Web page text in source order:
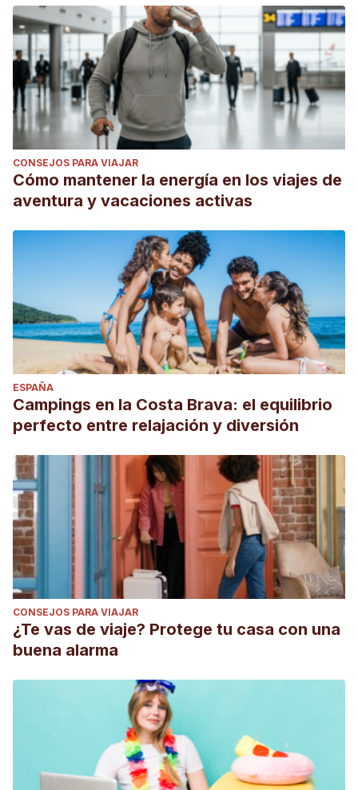
CONSEJOS PARA VIAJAR
Cómo mantener la energía en los viajes de
aventura y vacaciones activas
ESPAÑA
Campings en la Costa Brava: el equilibrio
perfecto entre relajación y diversión
CONSEJOS PARA VIAJAR
¿Te vas de viaje? Protege tu casa con una
buena alarma